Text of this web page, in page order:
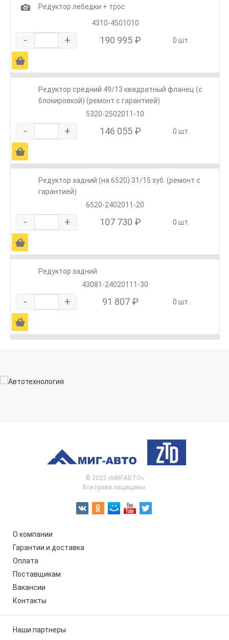
1
Редуктор лебедки + трос
4310-4501010
- + 190 995 ₽ 0 шт.
Ä
Редуктор средний 49/13 квадратный фланец (с
блокировкой) (ремонт с гарантией)
5320-2502011-10
- + 146 055 ₽ 0 шт.
Ä
Редуктор задний (на 6520) 31/15 зуб. (ремонт с
гарантией)
6520-2402011-20
- + 107 730 ₽ 0 шт.
Ä
Редуктор задний
43081-24020111-30
- + 91 807 ₽ 0 шт.
Ä
© 2023 «МИГ-АВТО»
Все права защищены.
О компании
Гарантии и доставка
Оплата
Поставщикам
Вакансии
Контакты
Наши партнеры